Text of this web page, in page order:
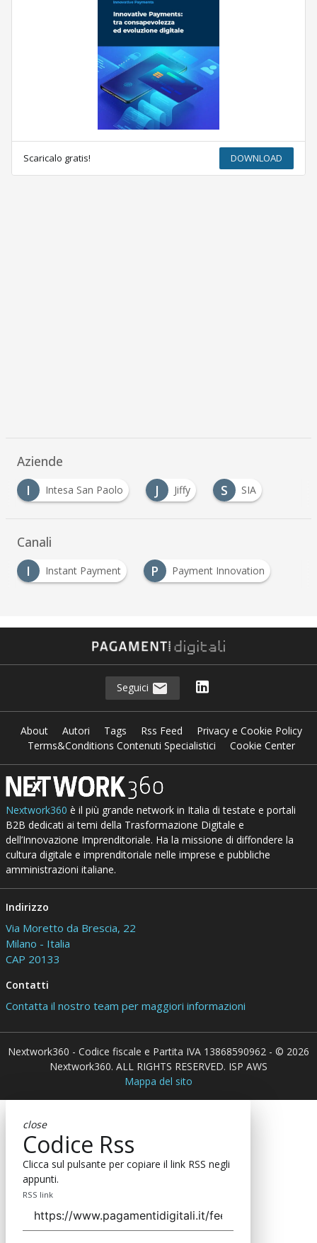
Scaricalo gratis! DOWNLOAD
Aziende
I
Intesa San Paolo J Jiffy S SIA
Canali
I
Instant Payment P Payment Innovation
Seguici
About Autori Tags Rss Feed
Privacy e Cookie Policy
Terms&Conditions Contenuti Specialistici
Cookie Center
Nextwork360 è il più grande network in Italia di testate e portali
B2B dedicati ai temi della Trasformazione Digitale e
dell’Innovazione Imprenditoriale. Ha la missione di diffondere la
cultura digitale e imprenditoriale nelle imprese e pubbliche
amministrazioni italiane.
Indirizzo
Via Moretto da Brescia, 22
Milano - Italia
CAP 20133
Contatti
Contatta il nostro team per maggiori informazioni
Nextwork360 - Codice fiscale e Partita IVA 13868590962 - © 2026
Nextwork360. ALL RIGHTS RESERVED. ISP AWS
Mappa del sito
close
Codice Rss
Clicca sul pulsante per copiare il link RSS negli
appunti.
RSS link